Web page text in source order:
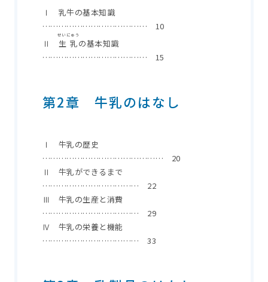
Ⅰ 乳牛の基本知識
………………………………… 10
Ⅱ 生乳
せいにゅう
の基本知識
………………………………… 15
第2章 牛乳のはなし
Ⅰ 牛乳の歴史
……………………………………… 20
Ⅱ 牛乳ができるまで
……………………………… 22
Ⅲ 牛乳の生産と消費
……………………………… 29
Ⅳ 牛乳の栄養と機能
……………………………… 33